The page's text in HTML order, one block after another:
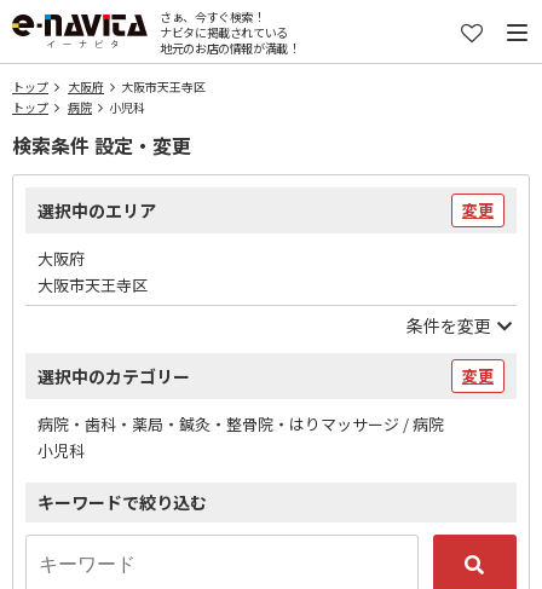
さぁ、今すぐ検索！
ナビタに掲載されている
地元のお店の情報が満載！
トップ 大阪府
大阪市天王寺区
トップ
病院 小児科
検索条件 設定・変更
選択中のエリア 変更
大阪府
大阪市天王寺区
条件を変更
選択中のカテゴリー 変更
病院・歯科・薬局・鍼灸・整骨院・はりマッサージ / 病院
小児科
キーワードで絞り込む